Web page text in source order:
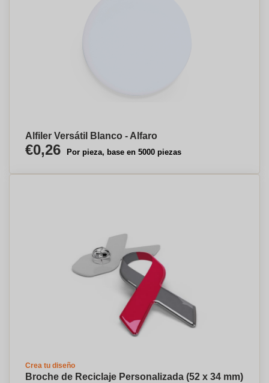
Alfiler Versátil Blanco - Alfaro
€0,26 Por pieza, base en 5000 piezas
Crea tu diseño
Broche de Reciclaje Personalizada (52 x 34 mm)